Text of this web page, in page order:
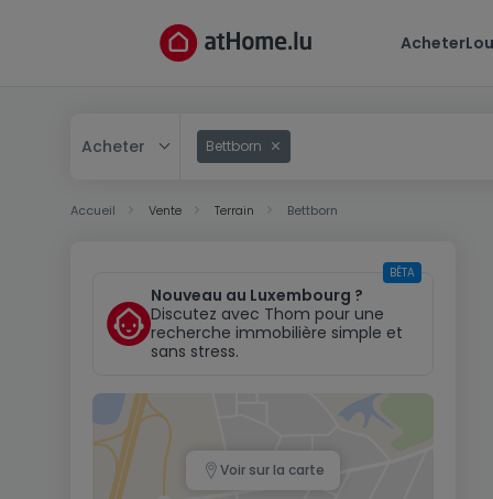
Acheter
Acheter Bettborn
Accueil Vente Terrain Bettborn
Nouveau au Luxembourg ?
Discutez avec Thom pour une
recherche immobilière simple et
sans stress.
BÊTA
Voir sur la carte